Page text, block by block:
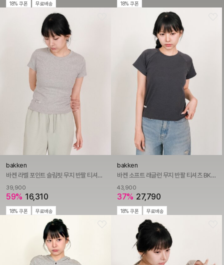
18% 쿠폰 무료배송 18% 쿠폰
bakken
바켄 라벨 포인트 슬림핏 무지 반팔 티셔츠 BK4306 (4COLOR)
39,900
59% 16,310
18% 쿠폰 무료배송
bakken
바켄 소프트 래글런 무지 반팔 티셔츠 BK4305 (3COLOR)
43,900
37% 27,790
18% 쿠폰 무료배송